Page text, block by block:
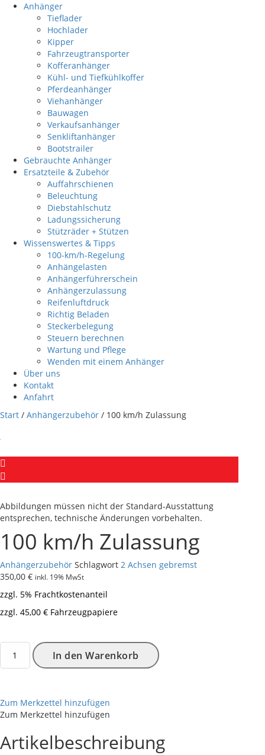
Anhänger
Tieflader
Hochlader
Kipper
Fahrzeugtransporter
Kofferanhänger
Kühl- und Tiefkühlkoffer
Pferdeanhänger
Viehanhänger
Bauwagen
Verkaufsanhänger
Senkliftanhänger
Bootstrailer
Gebrauchte Anhänger
Ersatzteile & Zubehör
Auffahrschienen
Beleuchtung
Diebstahlschutz
Ladungssicherung
Stützräder + Stützen
Wissenswertes & Tipps
100-km/h-Regelung
Anhängelasten
Anhängerführerschein
Anhängerzulassung
Reifenluftdruck
Richtig Beladen
Steckerbelegung
Steuern berechnen
Wartung und Pflege
Wenden mit einem Anhänger
Über uns
Kontakt
Anfahrt
Start / Anhängerzubehör / 100 km/h Zulassung
Abbildungen müssen nicht der Standard-Ausstattung
entsprechen, technische Änderungen vorbehalten.
100 km/h Zulassung
Anhängerzubehör Schlagwort 2 Achsen gebremst
350,00 € inkl. 19% MwSt
zzgl. 5% Frachtkostenanteil
zzgl. 45,00 € Fahrzeugpapiere
100
km/h
Zulassung
In den Warenkorb
Zum Merkzettel hinzufügen
Zum Merkzettel hinzufügen
Artikelbeschreibung